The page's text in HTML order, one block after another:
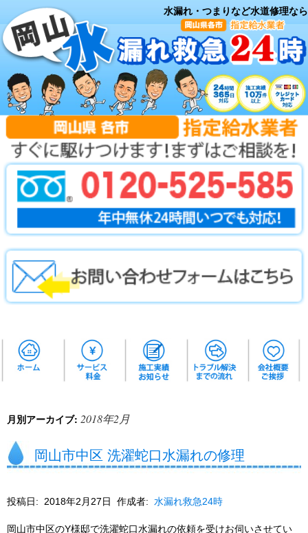
水漏れ・つまりなど水道修理なら
月別アーカイブ: 2018年2月
岡山市中区 洗濯蛇口水漏れの修理
投稿日: 2018年2月27日 作成者: 水漏れ救急24時
岡山市中区のY様邸で洗濯蛇口水漏れの依頼を受けお伺いさせてい